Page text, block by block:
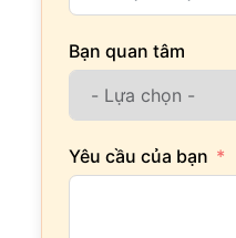
Bạn quan tâm
Yêu cầu của bạn